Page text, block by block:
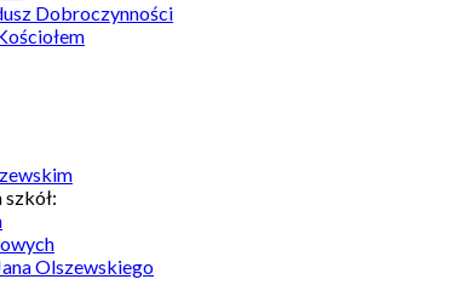
Dobroczynności
Olszewskiego